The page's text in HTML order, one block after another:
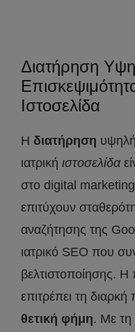
Διατήρηση
Ιστοσελίδα
Η διατήρηση
ιατρική ιστοσελίδα
στο digital
επιτύχουν
αναζήτησης της
ιατρικό SEO που
βελτιστοποίησης.
επιτρέπει τη διαρκή
θετική φήμη. Με τη